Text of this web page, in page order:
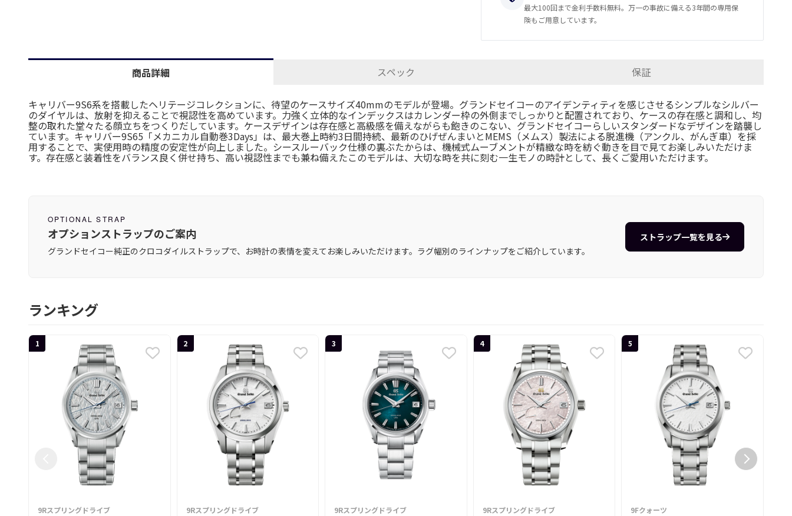
最大100回まで金利手数料無料。万一の事故に備える3年間の専用保
険もご用意しています。
商品詳細 スペック 保証
キャリバー9S6系を搭載したヘリテージコレクションに、待望のケースサイズ40mmのモデルが登場。グランドセイコーのアイデンティティを感じさせるシンプルなシルバー
のダイヤルは、放射を抑えることで視認性を高めています。力強く立体的なインデックスはカレンダー枠の外側までしっかりと配置されており、ケースの存在感と調和し、均
整の取れた堂々たる顔立ちをつくりだしています。ケースデザインは存在感と高級感を備えながらも飽きのこない、グランドセイコーらしいスタンダードなデザインを踏襲し
ています。キャリバー9S65「メカニカル自動巻3Days」は、最大巻上時約3日間持続、最新のひげぜんまいとMEMS（メムス）製法による脱進機（アンクル、がんぎ車）を採
用することで、実使用時の精度の安定性が向上しました。シースルーバック仕様の裏ぶたからは、機械式ムーブメントが精緻な時を紡ぐ動きを目で見てお楽しみいただけま
す。存在感と装着性をバランス良く併せ持ち、高い視認性までも兼ね備えたこのモデルは、大切な時を共に刻む一生モノの時計として、長くご愛用いただけます。
OPTIONAL STRAP
オプションストラップのご案内
グランドセイコー純正のクロコダイルストラップで、お時計の表情を変えてお楽しみいただけます。ラグ幅別のラインナップをご紹介しています。
ストラップ一覧を見る
ランキング
1
9Rスプリングドライブ
2
9Rスプリングドライブ
3
9Rスプリングドライブ
4
9Rスプリングドライブ
5
9Fクォーツ